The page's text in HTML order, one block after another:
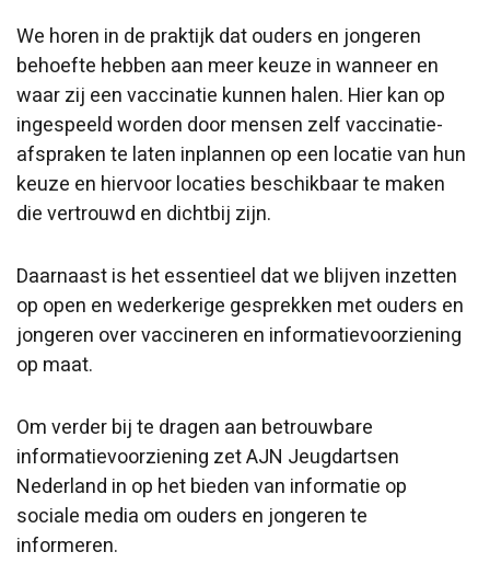
We horen in de praktijk dat ouders en jongeren
behoefte hebben aan meer keuze in wanneer en
waar zij een vaccinatie kunnen halen. Hier kan op
ingespeeld worden door mensen zelf vaccinatie-
afspraken te laten inplannen op een locatie van hun
keuze en hiervoor locaties beschikbaar te maken
die vertrouwd en dichtbij zijn.
Daarnaast is het essentieel dat we blijven inzetten
op open en wederkerige gesprekken met ouders en
jongeren over vaccineren en informatievoorziening
op maat.
Om verder bij te dragen aan betrouwbare
informatievoorziening zet AJN Jeugdartsen
Nederland in op het bieden van informatie op
sociale media om ouders en jongeren te
informeren.